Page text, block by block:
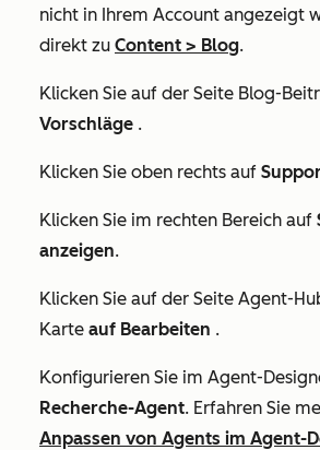
nicht in Ihrem Account angezeigt
direkt zu Content > Blog.
Klicken Sie auf der Seite Blog-
Vorschläge .
Klicken Sie oben rechts auf
Klicken Sie im rechten Bereich auf
anzeigen.
Klicken Sie auf der Seite Agent-
Karte auf Bearbeiten .
Konfigurieren Sie im Agent-
Recherche-Agent. Erfahren Sie
Anpassen von Agents im Agent-